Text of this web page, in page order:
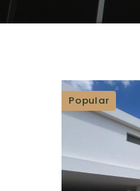
Popular